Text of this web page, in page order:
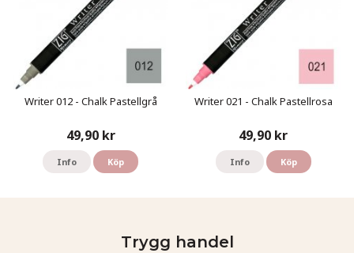
Writer 012 - Chalk Pastellgrå
49,90 kr
Info Köp
Writer 021 - Chalk Pastellrosa
49,90 kr
Info Köp
Trygg handel